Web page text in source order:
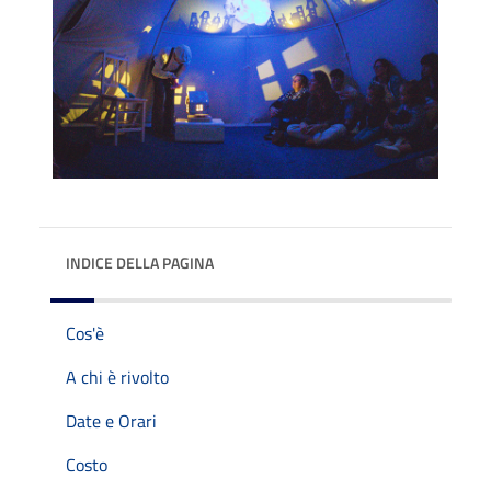
INDICE DELLA PAGINA
Cos'è
A chi è rivolto
Date e Orari
Costo